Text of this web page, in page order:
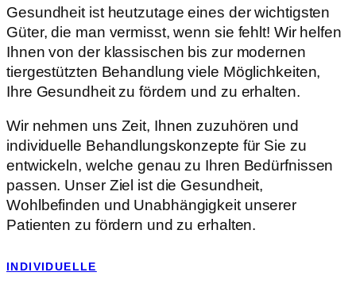
Gesundheit ist heutzutage eines der wichtigsten
Güter, die man vermisst, wenn sie fehlt! Wir helfen
Ihnen von der klassischen bis zur modernen
tiergestützten Behandlung viele Möglichkeiten,
Ihre Gesundheit zu fördern und zu erhalten.
Wir nehmen uns Zeit, Ihnen zuzuhören und
individuelle Behandlungskonzepte für Sie zu
entwickeln, welche genau zu Ihren Bedürfnissen
passen. Unser Ziel ist die Gesundheit,
Wohlbefinden und Unabhängigkeit unserer
Patienten zu fördern und zu erhalten.
INDIVIDUELLE